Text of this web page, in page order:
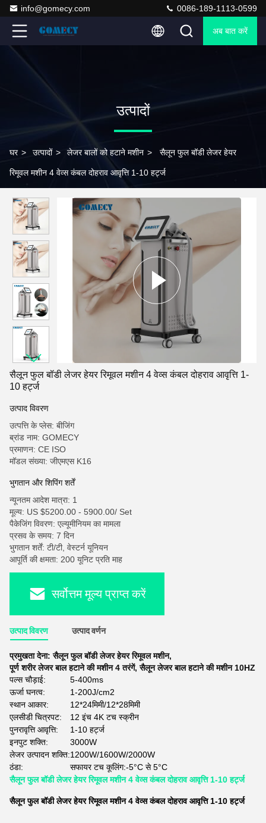
info@gomecy.com 0086-189-1113-0599
अब बात करें
उत्पादों
घर > उत्पादों > लेजर बालों को हटाने मशीन > सैलून फुल बॉडी लेजर हेयर
रिमूवल मशीन 4 वेव्स कंबल दोहराव आवृत्ति 1-10 हर्ट्ज
सैलून फुल बॉडी लेजर हेयर रिमूवल मशीन 4 वेव्स कंबल दोहराव आवृत्ति 1-
10 हर्ट्ज
उत्पाद विवरण
उत्पत्ति के प्लेस: बीजिंग
ब्रांड नाम: GOMECY
प्रमाणन: CE ISO
मॉडल संख्या: जीएमएस K16
भुगतान और शिपिंग शर्तें
न्यूनतम आदेश मात्रा: 1
मूल्य: US $5200.00 - 5900.00/ Set
पैकेजिंग विवरण: एल्यूमीनियम का मामला
प्रसव के समय: 7 दिन
भुगतान शर्तें: टी/टी, वेस्टर्न यूनियन
आपूर्ति की क्षमता: 200 यूनिट प्रति माह
सर्वोत्तम मूल्य प्राप्त करें
उत्पाद विवरण उत्पाद वर्णन
प्रमुखता देना:सैलून फुल बॉडी लेजर हेयर रिमूवल मशीन,
पूर्ण शरीर लेजर बाल हटाने की मशीन 4 तरंगें,सैलून लेजर बाल हटाने की मशीन 10HZ
पल्स चौड़ाई:
5-400ms
ऊर्जा घनत्व:
1-200J/cm2
स्थान आकार:
12*24मिमी/12*28मिमी
एलसीडी चित्रपट:
12 इंच 4K टच स्क्रीन
पुनरावृत्ति आवृत्ति:
1-10 हर्ट्ज
इनपुट शक्ति:
3000W
लेजर उत्पादन शक्ति:1200W/1600W/2000W
ठंडा:
सफायर टच कूलिंग:-5°C से 5°C
सैलून फुल बॉडी लेजर हेयर रिमूवल मशीन 4 वेव्स कंबल दोहराव आवृत्ति 1-10 हर्ट्ज
सैलून फुल बॉडी लेजर हेयर रिमूवल मशीन 4 वेव्स कंबल दोहराव आवृत्ति 1-10 हर्ट्ज